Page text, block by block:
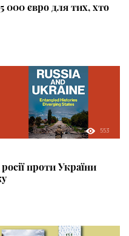
000 євро для тих, хто
553
проти України